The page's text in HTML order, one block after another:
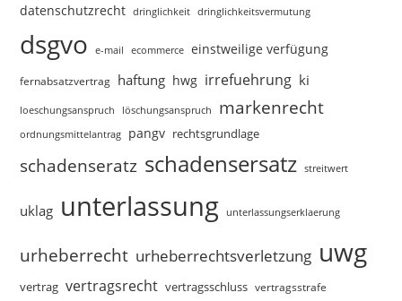
datenschutzrecht dringlichkeit dringlichkeitsvermutung
dsgvo e-mail ecommerce einstweilige verfügung
fernabsatzvertrag haftung hwg irrefuehrung ki
loeschungsanspruch löschungsanspruch markenrecht
ordnungsmittelantrag pangv rechtsgrundlage
schadenseratz schadensersatz streitwert
uklag unterlassung unterlassungserklaerung
urheberrecht urheberrechtsverletzung uwg
vertrag vertragsrecht vertragsschluss vertragsstrafe